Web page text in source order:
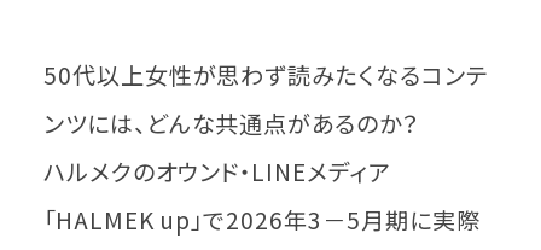
50代以上女性が思わず読みたくなるコンテ
ンツには、どんな共通点があるのか？
ハルメクのオウンド・LINEメディア
「HALMEK up」で2026年3－5月期に実際